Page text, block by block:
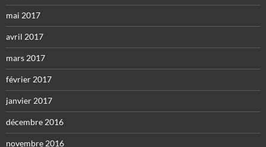
mai 2017
avril 2017
mars 2017
février 2017
janvier 2017
décembre 2016
novembre 2016